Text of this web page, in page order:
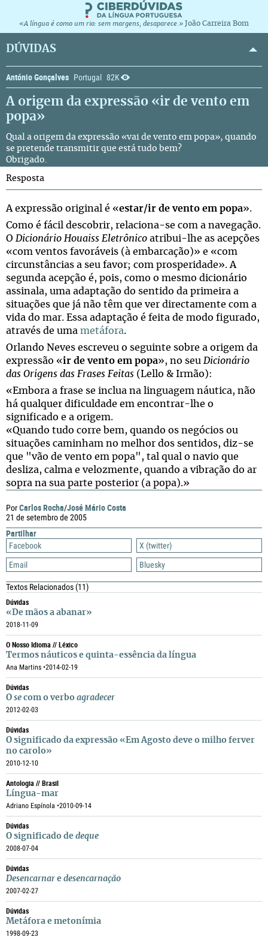
«A língua é como um rio: sem margens, desaparece.» João Carreira Bom
DÚVIDAS
António Gonçalves Portugal 82K
A origem da expressão «ir de vento em
popa»
Qual a origem da expressão «vai de vento em popa», quando
se pretende transmitir que está tudo bem?
Obrigado.
PorCarlos Rocha/José Mário Costa
21 de setembro de 2005
Partilhar
Facebook
X (twitter)
Email
Bluesky
Textos Relacionados(11)
Dúvidas
«De mãos a abanar»
2018-11-09
O Nosso Idioma // Léxico
Termos náuticos e quinta-essência da língua
Ana Martins •2014-02-19
Dúvidas
O se com o verbo agradecer
2012-02-03
Dúvidas
O significado da expressão «Em Agosto deve o milho ferver
no carolo»
2010-12-10
Antologia // Brasil
Língua-mar
Adriano Espínola •2010-09-14
Dúvidas
O significado de deque
2008-07-04
Dúvidas
Desencarnar e desencarnação
2007-02-27
Dúvidas
Metáfora e metonímia
1998-09-23
Resposta
A expressão original é «estar/ir de vento em popa».
Como é fácil descobrir, relaciona-se com a navegação.
O Dicionário Houaiss Eletrônico atribui-lhe as acepções
«com ventos favoráveis (à embarcação)» e «com
circunstâncias a seu favor; com prosperidade». A
segunda acepção é, pois, como o mesmo dicionário
assinala, uma adaptação do sentido da primeira a
situações que já não têm que ver directamente com a
vida do mar. Essa adaptação é feita de modo figurado,
através de uma metáfora.
Orlando Neves escreveu o seguinte sobre a origem da
expressão «ir de vento em popa», no seu Dicionário
das Origens das Frases Feitas (Lello & Irmão):
«Embora a frase se inclua na linguagem náutica, não
há qualquer dificuldade em encontrar-lhe o
significado e a origem.
«Quando tudo corre bem, quando os negócios ou
situações caminham no melhor dos sentidos, diz-se
que "vão de vento em popa", tal qual o navio que
desliza, calma e velozmente, quando a vibração do ar
sopra na sua parte posterior (a popa).»